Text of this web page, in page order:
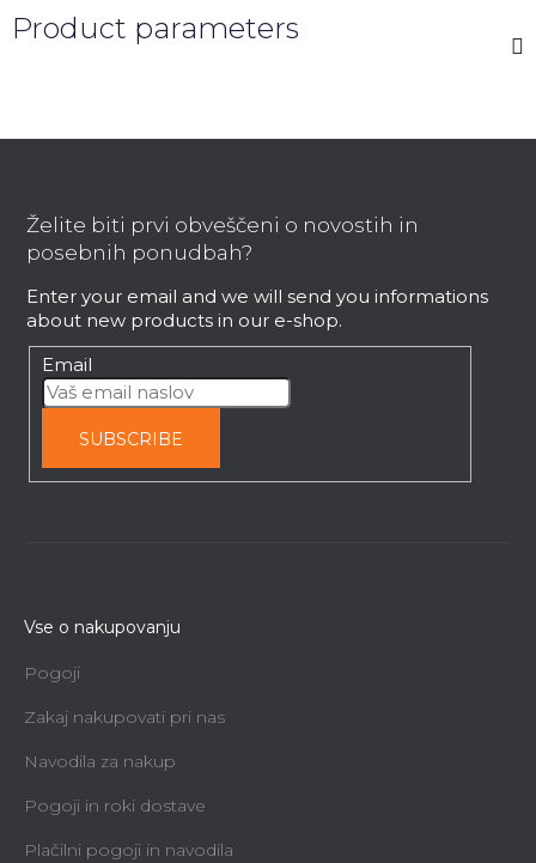
Product parameters
Želite biti prvi obveščeni o novostih in
posebnih ponudbah?
Enter your email and we will send you informations
about new products in our e-shop.
Email
SUBSCRIBE
Vse o nakupovanju
Pogoji
Zakaj nakupovati pri nas
Navodila za nakup
Pogoji in roki dostave
Plačilni pogoji in navodila